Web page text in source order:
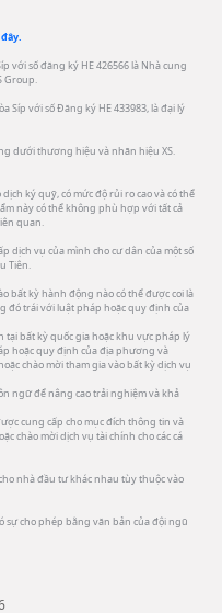
với số đăng ký HE 426566 là Nhà cung
Group.
Síp với số Đăng ký HE 433983, là đại lý
dưới thương hiệu và nhãn hiệu XS.
ký quỹ, có mức độ rủi ro cao và có thể
này có thể không phù hợp với tất cả
quan.
dịch vụ của mình cho cư dân của một số
Tiên.
bất kỳ hành động nào có thể được coi là
đó trái với luật pháp hoặc quy định của
bất kỳ quốc gia hoặc khu vực pháp lý
hoặc quy định của địa phương và
chào mời tham gia vào bất kỳ dịch vụ
ngữ để nâng cao trải nghiệm và khả
cung cấp cho mục đích thông tin và
chào mời dịch vụ tài chính cho các cá
nhà đầu tư khác nhau tùy thuộc vào
sự cho phép bằng văn bản của đội ngũ